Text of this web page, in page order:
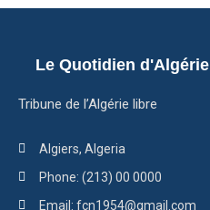
Le Quotidien d'Algérie
Tribune de l’Algérie libre
Algiers, Algeria
Phone: (213) 00 0000
Email: fcn1954@gmail.com